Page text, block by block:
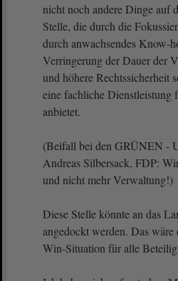
nicht noch andere Dinge auf
Stelle, die durch die
durch anwachsendes Know-
Verringerung der Dauer der
und höhere Rechtssicherheit
eine fachliche Dienstleistung
anbietet.
(Beifall bei den GRÜNEN -
Andreas Silbersack, FDP:
und nicht mehr Verwaltung!)
Diese Stelle könnte an das
angedockt werden. Das
Win-Situation für alle